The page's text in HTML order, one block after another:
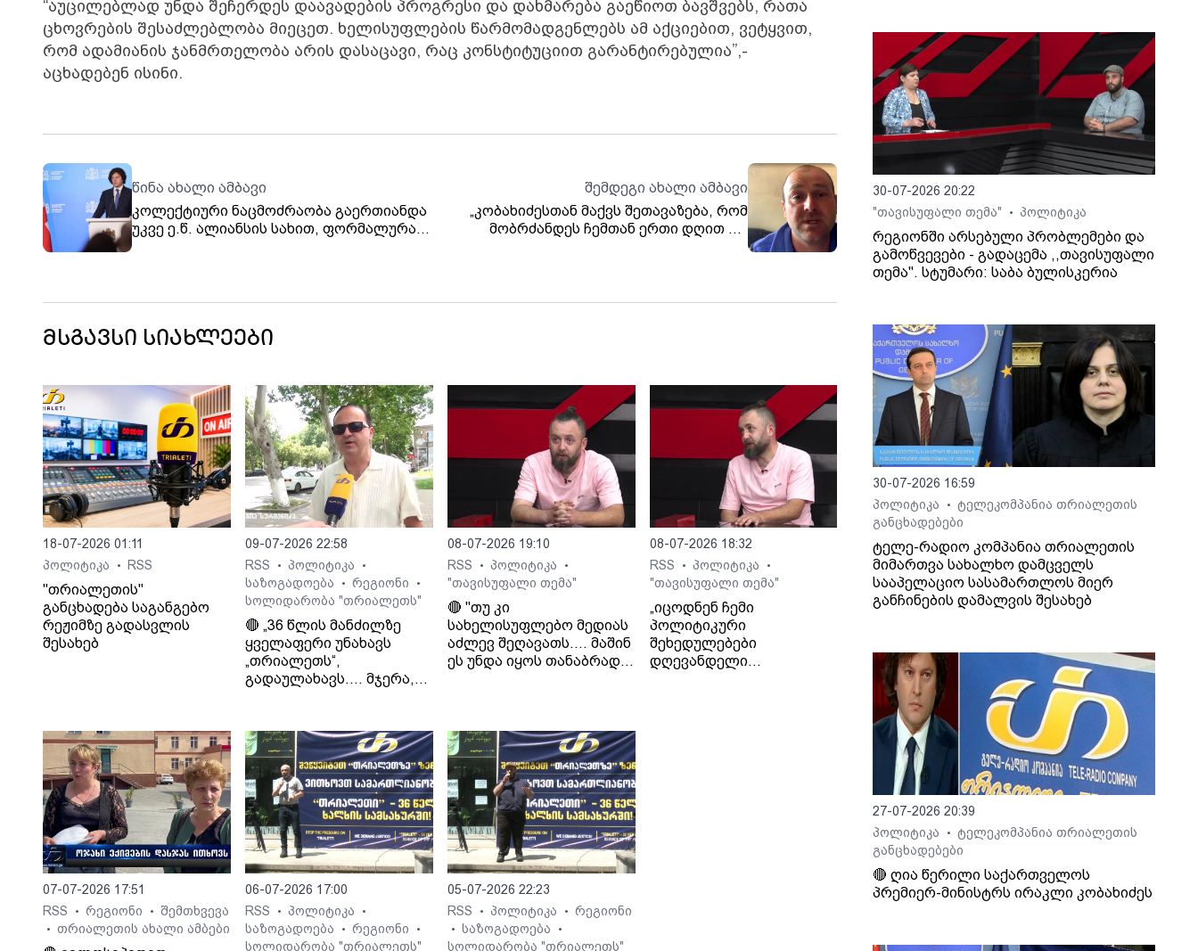
“აუცილებლად უნდა შეჩერდეს დაავადების პროგრესი და დახმარება გაეწიოთ ბავშვებს, რათა
ცხოვრების შესაძლებლობა მიეცეთ. ხელისუფლების წარმომადგენლებს ამ აქციებით, ვეტყვით,
რომ ადამიანის ჯანმრთელობა არის დასაცავი, რაც კონსტიტუციით გარანტირებულია”,-
აცხადებენ ისინი.
წინა ახალი ამბავი
კოლექტიური ნაცმოძრაობა გაერთიანდა
უკვე ე.წ. ალიანსის სახით, ფორმალურად,
ათი არჩევნები მოვიგეთ ამასობაში,
იშლებოდნენ, მეთერთმეტე არჩევნებსაც
მინისტრმა, ირაკლი
კობახიძემ “ოპოზიციის ალიანსში”
არსებულ მდგომარეობასთან დასმული
კითხვის საპასუხოდ განაცხადა. კობახიძის
თქმით, ოპოზიცია ყოველ ჯერზე გარედან
მიღებული მითითების საფუძველზე
ერთიანდება ხოლმე.
შემდეგი ახალი ამბავი
„კობახიძესთან მაქვს შეთავაზება, რომ
მობრძანდეს ჩემთან ერთი დღით და
ნახოს, როგორია ერთი ფერმერის
მსგავსი სიახლეები
18-07-2026 01:11
პოლიტიკა
• RSS
"თრიალეთის"
განცხადება საგანგებო
რეჟიმზე გადასვლის
შესახებ
09-07-2026 22:58
RSS
• პოლიტიკა •
საზოგადოება • რეგიონი •
სოლიდარობა "თრიალეთს"
🔴 „36 წლის მანძილზე
ყველაფერი უნახავს
„თრიალეთს“,
გადაულახავს.... მჯერა,
დათმობაზე წავა
ხელისუფლება და ის
ელემენტარული
მოთხოვნა რასაც
თრიალეთი ითხოვს
დააკმაყოფილებს.“. - გია
სურმანიძე. ტვ 25-ის
დამფუძნებელი.
08-07-2026 19:10
RSS
• პოლიტიკა •
"თავისუფალი თემა"
🔴 "თუ კი
სახელისუფლებო მედიას
აძლევ შეღავათს.... მაშინ
ეს უნდა იყოს თანაბრად
08-07-2026 18:32
RSS
• პოლიტიკა •
"თავისუფალი თემა"
„იცოდნენ ჩემი
პოლიტიკური
შეხედულებები
დღევანდელი
07-07-2026 17:51
RSS
• რეგიონი • შემთხვევა
• თრიალეთის ახალი ამბები
06-07-2026 17:00
RSS
• პოლიტიკა •
საზოგადოება • რეგიონი •
სოლიდარობა "თრიალეთს"
05-07-2026 22:23
RSS
• პოლიტიკა • რეგიონი
• საზოგადოება •
სოლიდარობა "თრიალეთს"
30-07-2026 20:22
"თავისუფალი თემა"
• პოლიტიკა
რეგიონში არსებული პრობლემები და
გამოწვევები - გადაცემა ,,თავისუფალი
თემა". სტუმარი: საბა ბულისკერია
30-07-2026 16:59
პოლიტიკა
•
ტელეკომპანია თრიალეთის
განცხადებები
ტელე-რადიო კომპანია თრიალეთის
მიმართვა სახალხო დამცველს
სააპელაციო სასამართლოს მიერ
განჩინების დამალვის შესახებ
27-07-2026 20:39
პოლიტიკა
•
ტელეკომპანია თრიალეთის
განცხადებები
🔴 ღია წერილი საქართველოს
პრემიერ-მინისტრს ირაკლი კობახიძეს